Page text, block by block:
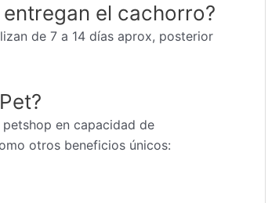
el cachorro?
de 7 a 14 días aprox, posterior
en capacidad de
otros beneficios únicos: